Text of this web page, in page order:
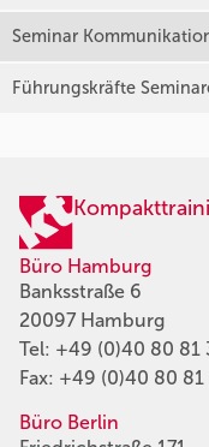
Seminar
Führungskräfte
Büro Hamburg
Banksstraße 6
20097 Hamburg
Tel: +49 (0)40 80 81
Fax: +49 (0)40 80
Büro Berlin